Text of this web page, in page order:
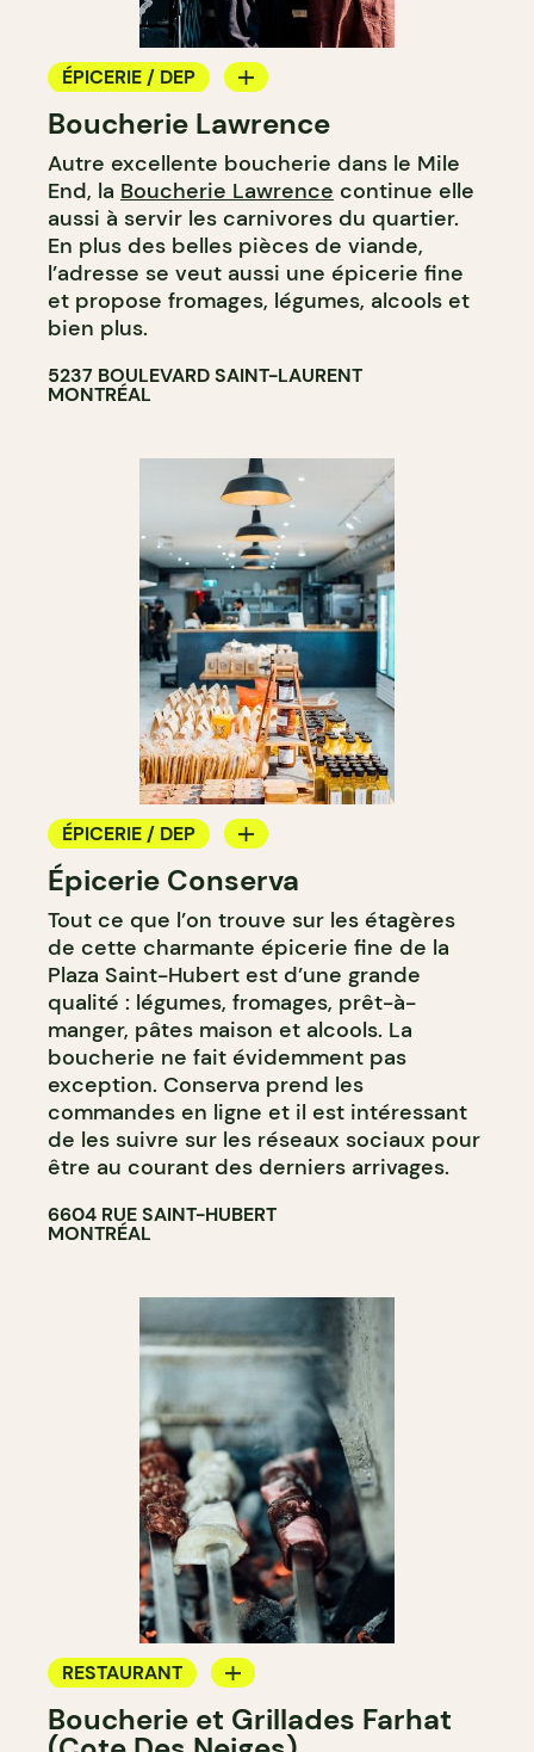
ÉPICERIE / DEP
BOUCHERIE
Boucherie Lawrence
Autre excellente boucherie dans le Mile
End, la Boucherie Lawrence continue elle
aussi à servir les carnivores du quartier.
En plus des belles pièces de viande,
l’adresse se veut aussi une épicerie fine
et propose fromages, légumes, alcools et
bien plus.
5237 BOULEVARD SAINT-LAURENT
MONTRÉAL
ÉPICERIE / DEP
COMPTOIR
BOUCHERIE
CAVISTE
Épicerie Conserva
Tout ce que l’on trouve sur les étagères
de cette charmante épicerie fine de la
Plaza Saint-Hubert est d’une grande
qualité : légumes, fromages, prêt-à-
manger, pâtes maison et alcools. La
boucherie ne fait évidemment pas
exception. Conserva prend les
commandes en ligne et il est intéressant
de les suivre sur les réseaux sociaux pour
être au courant des derniers arrivages.
6604 RUE SAINT-HUBERT
MONTRÉAL
RESTAURANT
ÉPICERIE / DEP
Boucherie et Grillades Farhat